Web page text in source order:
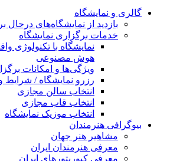
گالری و نمایشگاه
بازدید از نمایشگاه‌های درحال
خدمات برگزاری نمایشگاه
نمایشگاه با تکنولوژی
هوش مصنوعی
ویژگی‌ها و امکانات
رزرو نمایشگاه / شرایط
انتخاب سالن مجازی
انتخاب قاب مجازی
انتخاب موزیک نمایشگاه
بیوگرافی هنرمندان
مشاهیر هنر جهان
معرفی هنرمندان ایران
معرفی کیوریتورهای ایران